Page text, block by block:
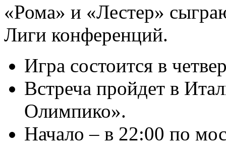
«Рома» и «Лестер»
Лиги конференций.
Игра состоится в
Встреча пройдет в
Олимпико».
Начало – в 22:00 по